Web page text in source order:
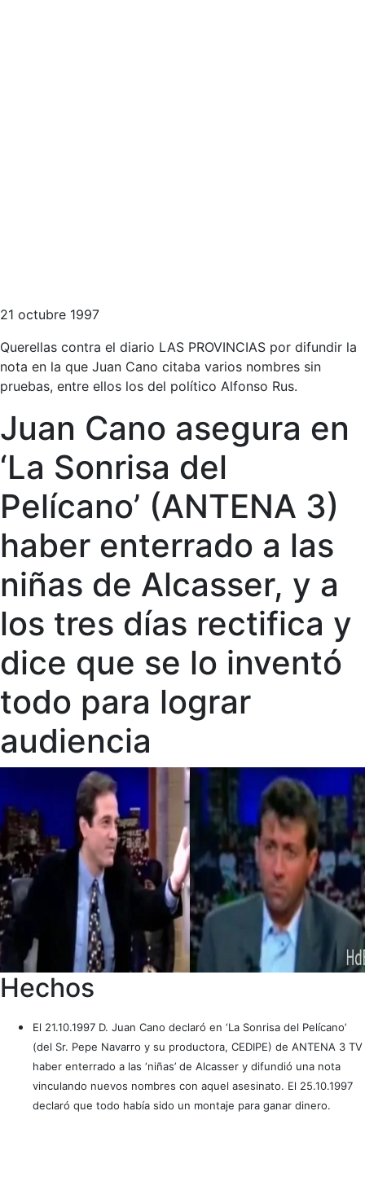
21 octubre 1997
Querellas contra el diario LAS PROVINCIAS por difundir la
nota en la que Juan Cano citaba varios nombres sin
pruebas, entre ellos los del político Alfonso Rus.
Juan Cano asegura en
‘La Sonrisa del
Pelícano’ (ANTENA 3)
haber enterrado a las
niñas de Alcasser, y a
los tres días rectifica y
dice que se lo inventó
todo para lograr
audiencia
Hechos
El 21.10.1997 D. Juan Cano declaró en ‘La Sonrisa del Pelícano’
(del Sr. Pepe Navarro y su productora, CEDIPE) de ANTENA 3 TV
haber enterrado a las ‘niñas’ de Alcasser y difundió una nota
vinculando nuevos nombres con aquel asesinato. El 25.10.1997
declaró que todo había sido un montaje para ganar dinero.